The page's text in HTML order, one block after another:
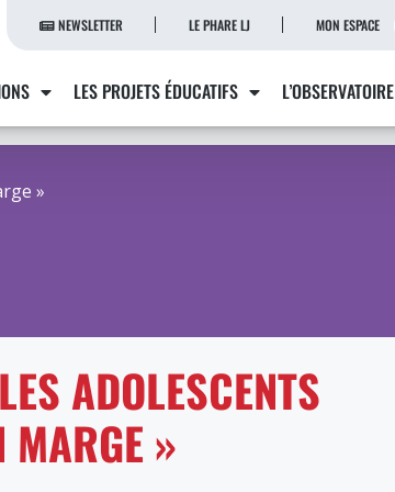
NEWSLETTER LE PHARE LJ MON ESPACE
LES PROJETS ÉDUCATIFS L’OBSERVATOIRE
»
ADOLESCENTS
MARGE »